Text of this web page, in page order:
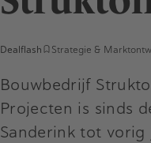
Dealflash Strategie &
Bouwbedrijf
Projecten is sinds
Sanderink tot vorig